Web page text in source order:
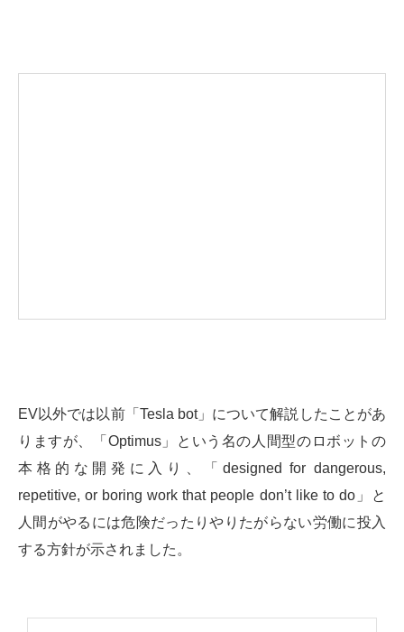
EV以外では以前「Tesla bot」について解説したことがあ
りますが、「Optimus」という名の人間型のロボットの
本格的な開発に入り、「designed for dangerous,
repetitive, or boring work that people don’t like to do」と
人間がやるには危険だったりやりたがらない労働に投入
する方針が示されました。